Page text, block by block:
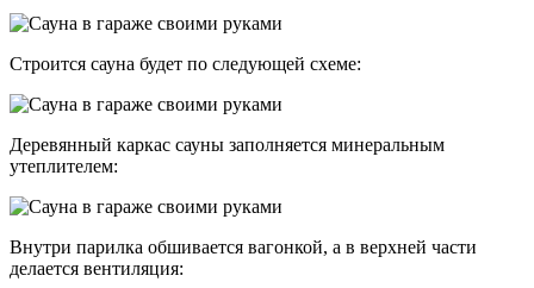
Строится сауна будет по следующей схеме:
Деревянный каркас сауны заполняется минеральным
утеплителем:
Внутри парилка обшивается вагонкой, а в верхней части
делается вентиляция: